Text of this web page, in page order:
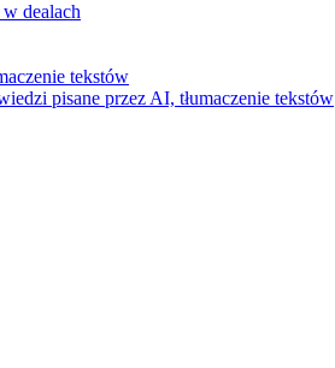
dealach
tekstów
pisane przez AI, tłumaczenie tekstów